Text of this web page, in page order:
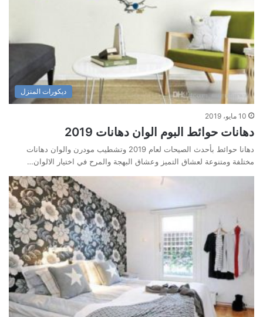
ديكورات المنزل
10 مايو، 2019
دهانات حوائط البوم الوان دهانات 2019
دهانا حوائط بأحدث الصيحات لعام 2019 وتشطيب مودرن والوان دهانات
مختلفة ومتنوعة لعشاق التميز وعشاق البهجة والمرح في اختيار الالوان…